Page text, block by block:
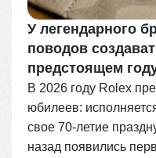
У легендарного
поводов
предстоящем
В 2026 году Rolex
юбилеев:
свое 70-летие
назад появились